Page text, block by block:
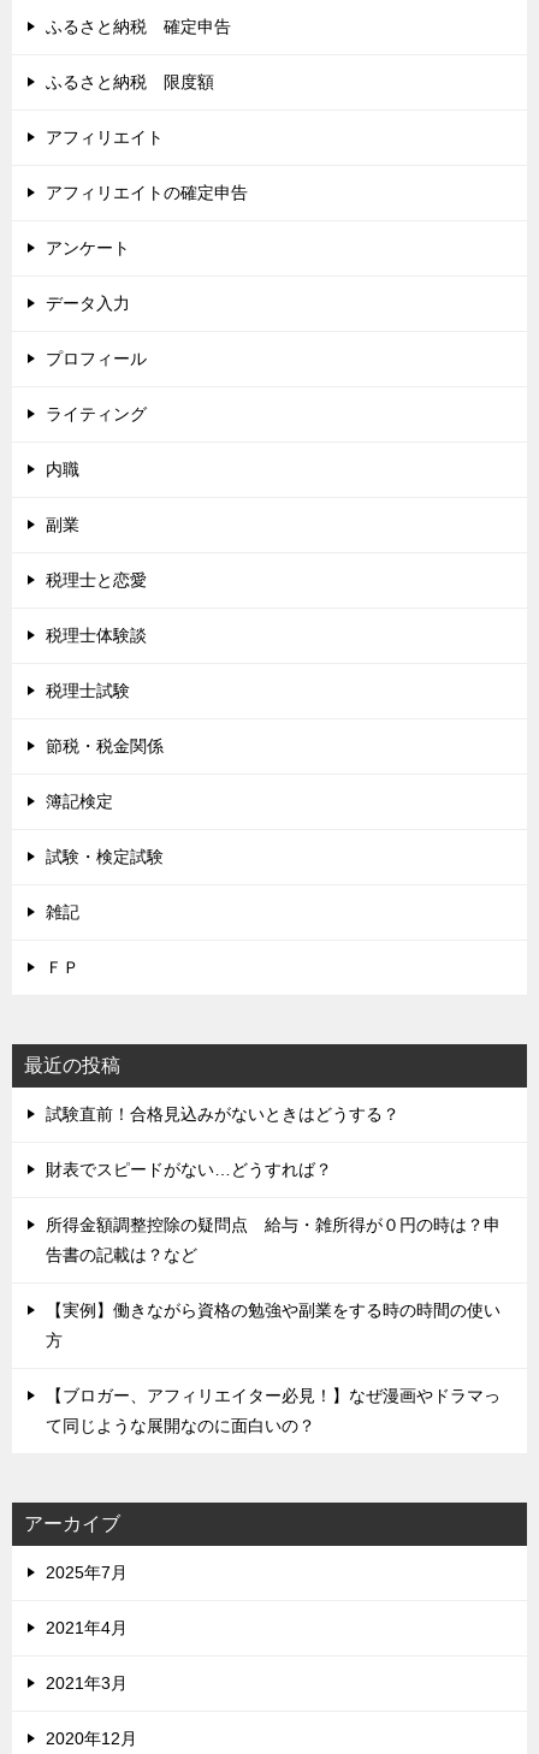
ふるさと納税 確定申告
ふるさと納税 限度額
アフィリエイト
アフィリエイトの確定申告
アンケート
データ入力
プロフィール
ライティング
内職
副業
税理士と恋愛
税理士体験談
税理士試験
節税・税金関係
簿記検定
試験・検定試験
雑記
ＦＰ
最近の投稿
試験直前！合格見込みがないときはどうする？
財表でスピードがない…どうすれば？
所得金額調整控除の疑問点 給与・雑所得が０円の時は？申
告書の記載は？など
【実例】働きながら資格の勉強や副業をする時の時間の使い
方
【ブロガー、アフィリエイター必見！】なぜ漫画やドラマっ
て同じような展開なのに面白いの？
アーカイブ
2025年7月
2021年4月
2021年3月
2020年12月